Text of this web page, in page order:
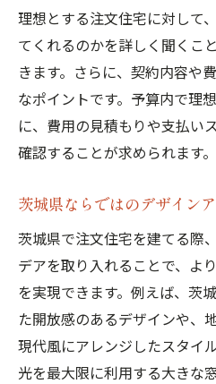
理想とする注文住宅に対して
てくれるのかを詳しく聞くこ
きます。さらに、契約内容や
なポイントです。予算内で理
に、費用の見積もりや支払い
確認することが求められます。
茨城県ならではのデザイン
茨城県で注文住宅を建てる際
デアを取り入れることで、よ
を実現できます。例えば、茨
た開放感のあるデザインや、
現代風にアレンジしたスタイ
光を最大限に利用する大きな